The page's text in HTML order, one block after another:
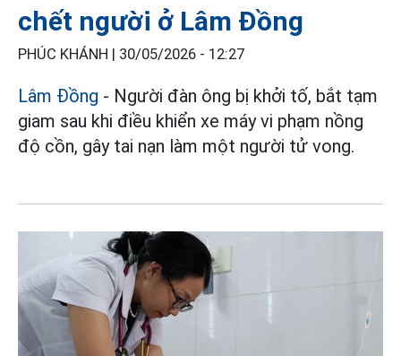
chết người ở Lâm Đồng
PHÚC KHÁNH | 30/05/2026 - 12:27
Lâm Đồng - Người đàn ông bị khởi tố, bắt tạm
giam sau khi điều khiển xe máy vi phạm nồng
độ cồn, gây tai nạn làm một người tử vong.